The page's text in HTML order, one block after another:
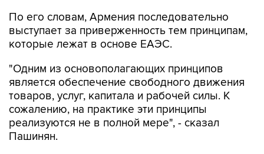
По его словам, Армения последовательно
выступает за приверженность тем принципам,
которые лежат в основе ЕАЭС.
"Одним из основополагающих принципов
является обеспечение свободного движения
товаров, услуг, капитала и рабочей силы. К
сожалению, на практике эти принципы
реализуются не в полной мере", - сказал
Пашинян.